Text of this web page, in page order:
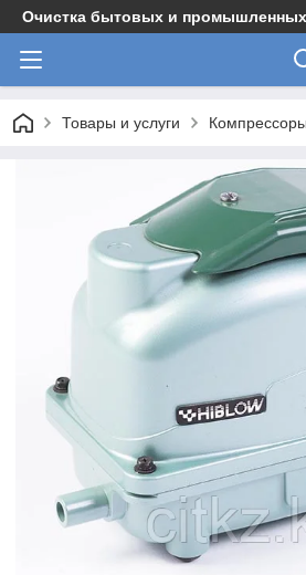
Очистка бытовых и
Товары и услуги Компрессоры